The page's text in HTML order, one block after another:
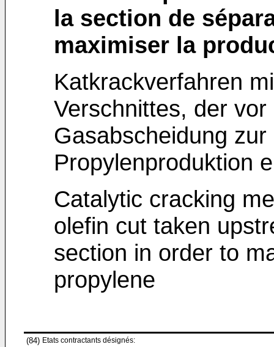
la section de
maximiser la
Katkrackverfahren
Verschnittes, der
Gasabscheidung
Propylenproduktion
Catalytic cracking
olefin cut taken
section in order to
propylene
(84) Etats contractants désignés: